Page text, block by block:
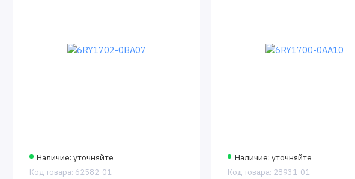
Наличие: уточняйте
Код товара: 62582-01
Наличие: уточняйте
Код товара: 28931-01